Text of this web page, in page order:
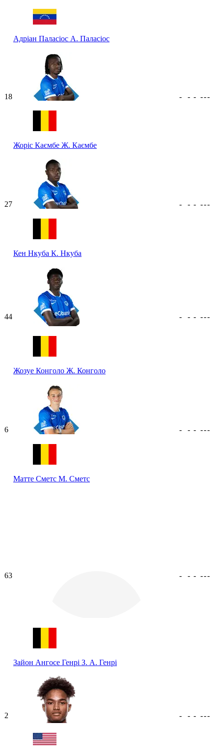
Адріан Паласіос А. Паласіос
18
Жоріс Каємбе Ж. Каємбе
- - - ---
27
Кен Нкуба К. Нкуба
- - - ---
44
Жозуе Конголо Ж. Конголо
- - - ---
6
Матте Сметс М. Сметс
- - - ---
63
Зайон Ангосе Генрі З. А. Генрі
- - - ---
2 - - - ---